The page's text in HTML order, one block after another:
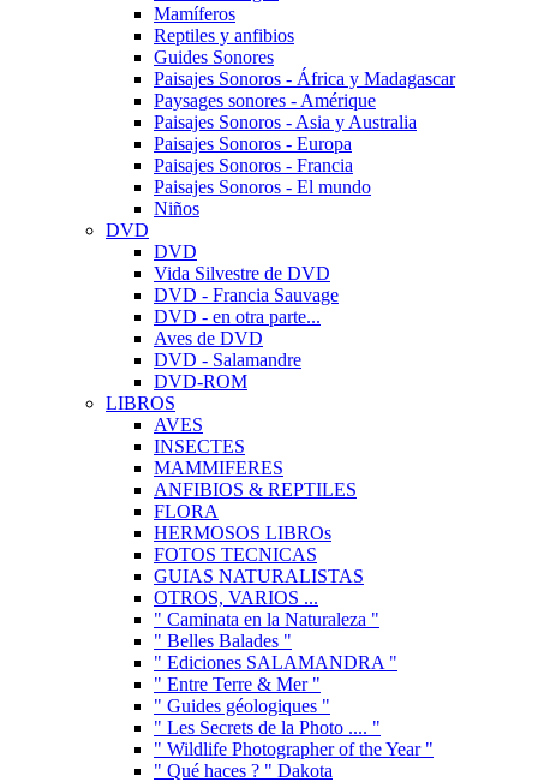
Mamíferos
Reptiles y anfibios
Guides Sonores
Paisajes Sonoros - África y Madagascar
Paysages sonores - Amérique
Paisajes Sonoros - Asia y Australia
Paisajes Sonoros - Europa
Paisajes Sonoros - Francia
Paisajes Sonoros - El mundo
Niños
DVD
DVD
Vida Silvestre de DVD
DVD - Francia Sauvage
DVD - en otra parte...
Aves de DVD
DVD - Salamandre
DVD-ROM
LIBROS
AVES
INSECTES
MAMMIFERES
ANFIBIOS & REPTILES
FLORA
HERMOSOS LIBROs
FOTOS TECNICAS
GUIAS NATURALISTAS
OTROS, VARIOS ...
" Caminata en la Naturaleza "
" Belles Balades "
" Ediciones SALAMANDRA "
" Entre Terre & Mer "
" Guides géologiques "
" Les Secrets de la Photo .... "
" Wildlife Photographer of the Year "
" Qué haces ? " Dakota